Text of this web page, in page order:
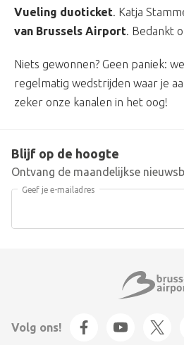
Vueling duoticket. Katja
van Brussels Airport. Bedankt
Niets gewonnen? Geen paniek:
regelmatig wedstrijden waar je
zeker onze kanalen in het oog!